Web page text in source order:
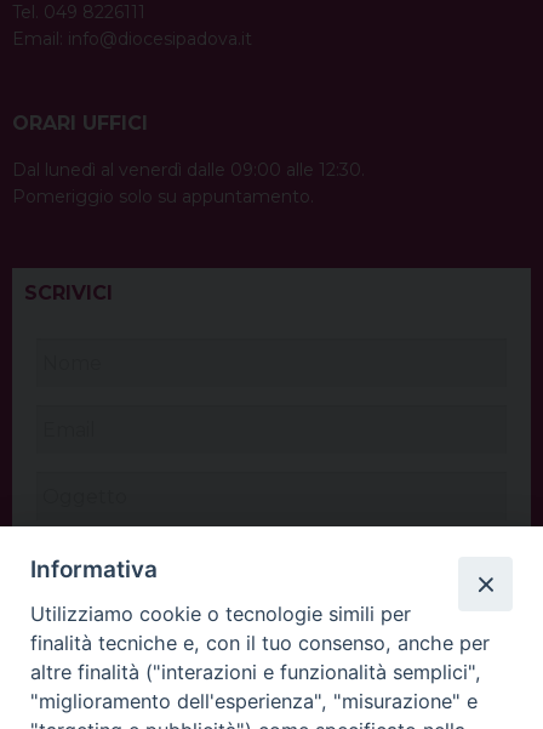
Tel. 049 8226111
Email: info@diocesipadova.it
ORARI UFFICI
Dal lunedì al venerdì dalle 09:00 alle 12:30.
Pomeriggio solo su appuntamento.
SCRIVICI
Informativa
Utilizziamo cookie o tecnologie simili per
finalità tecniche e, con il tuo consenso, anche per
altre finalità ("interazioni e funzionalità semplici",
"miglioramento dell'esperienza", "misurazione" e